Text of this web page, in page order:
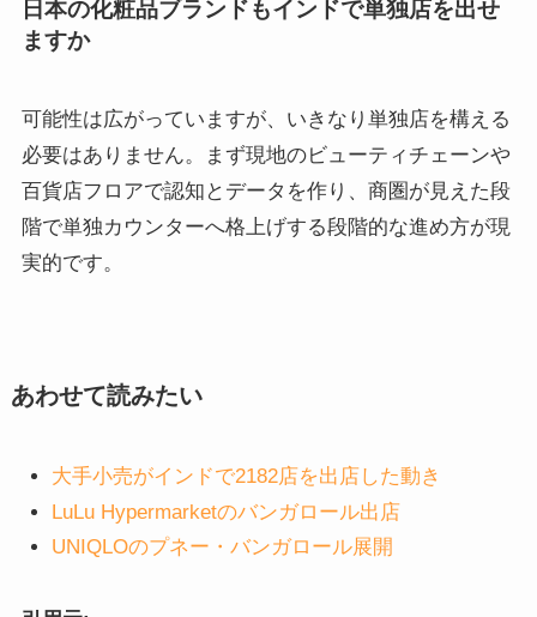
日本の化粧品ブランドもインドで単独店を出せ
ますか
可能性は広がっていますが、いきなり単独店を構える
必要はありません。まず現地のビューティチェーンや
百貨店フロアで認知とデータを作り、商圏が見えた段
階で単独カウンターへ格上げする段階的な進め方が現
実的です。
あわせて読みたい
大手小売がインドで2182店を出店した動き
LuLu Hypermarketのバンガロール出店
UNIQLOのプネー・バンガロール展開